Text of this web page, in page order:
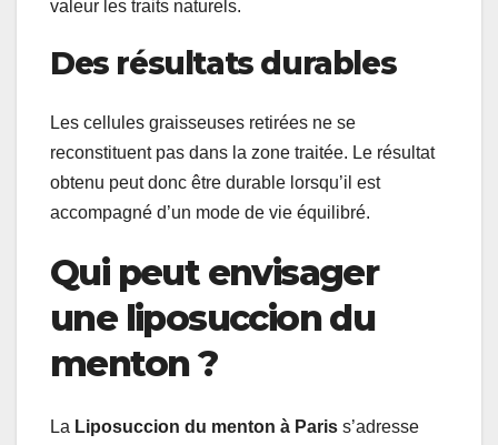
valeur les traits naturels.
Des résultats durables
Les cellules graisseuses retirées ne se
reconstituent pas dans la zone traitée. Le résultat
obtenu peut donc être durable lorsqu’il est
accompagné d’un mode de vie équilibré.
Qui peut envisager
une liposuccion du
menton ?
La Liposuccion du menton à Paris s’adresse